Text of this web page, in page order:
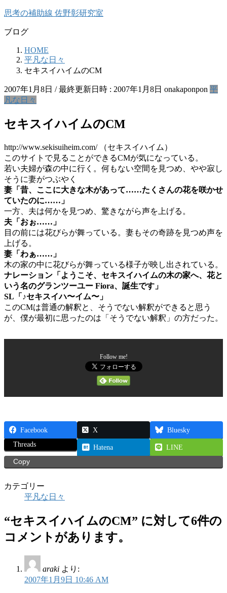
コ
テ
キ
ッ
ナ
ゲ
に
移
思考の補助線 佐野彰研究室
ブログ
HOME
平凡な日々
セキスイハイムのCM
2007年1月8日 / 最終更新日時 : 2007年1月8日 onakaponpon 平
凡な日々
セキスイハイムのCM
http://www.sekisuiheim.com/ （セキスイハイム）
このサイトで見ることができるCMが気になっている。
若い夫婦が森の中に行く。何もない空間を見つめ、やや寂し
そうに妻がつぶやく
妻「昔、ここに大きな木があって……たくさんの花を咲かせ
ていたのに……」
一方、夫は何かを見つめ、驚きながら声を上げる。
夫「おぉ……」
目の前には花びらが舞っている。妻もその奇跡を見つめ声を
上げる。
妻「わぁ……」
木の家の中に花びらが舞っている様子が映し出されている。
ナレーション「ようこそ、セキスイハイムの木の家へ、花と
いう名のグランツーユー Fiora、誕生です」
SL「♪セキスイハ〜イム〜」
このCMは普通の解釈と、そうでない解釈ができると思う
が、僕が最初に思ったのは「そうでない解釈」の方だった。
Follow me!
Facebook X
Bluesky
Threads
Hatena
LINE
Copy
カテゴリー
平凡な日々
“セキスイハイムのCM” に対して6件の
コメントがあります。
araki より:
2007年1月9日 10:46 AM